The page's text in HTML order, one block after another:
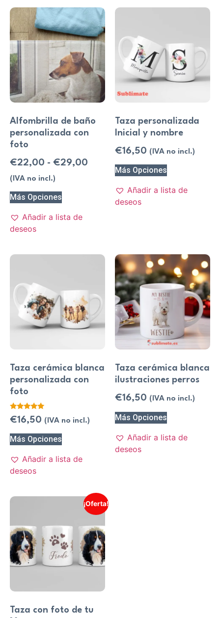
Alfombrilla de baño
personalizada con
foto
€22,00 - €29,00
(IVA no incl.)
Más Opciones
Añadir a lista de
deseos
Taza personalizada
Inicial y nombre
€16,50 (IVA no incl.)
Más Opciones
Añadir a lista de
deseos
Taza cerámica blanca
personalizada con
foto
Valorado
con
de 5
€16,50 (IVA no incl.)
Más Opciones
Añadir a lista de
deseos
Taza cerámica blanca
ilustraciones perros
€16,50 (IVA no incl.)
Más Opciones
Añadir a lista de
deseos
¡Oferta!
Taza con foto de tu